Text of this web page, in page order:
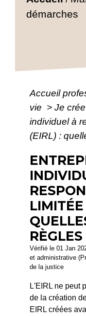
démarches
Accueil
vie > Je crée
individuel à
(EIRL) :
RÈGLES
Vérifié le 01 Jan
et administrative
de la justice
L'EIRL ne peut
de la création
EIRL créées